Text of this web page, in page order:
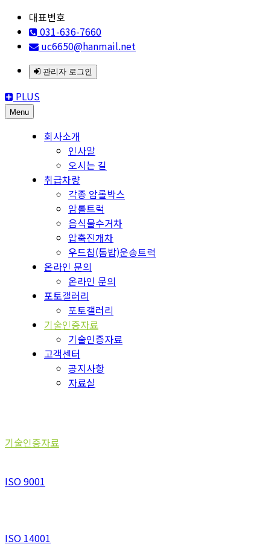
대표번호
031-636-7660
uc6650@hanmail.net
관리자 로그인
PLUS
Menu
회사소개
인사말
오시는 길
취급차량
각종 암롤박스
암롤트럭
음식물수거차
압축진개차
우드칩(톱밥)운송트럭
온라인 문의
온라인 문의
포토갤러리
포토갤러리
기술인증자료
기술인증자료
고객센터
공지사항
자료실
기술인증자료
ISO 9001
ISO 14001